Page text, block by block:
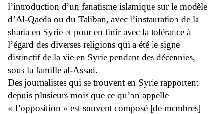
l’introduction d’un fanatisme islamique sur le modèle
d’Al-Qaeda ou du Taliban, avec l’instauration de la
sharia en Syrie et pour en finir avec la tolérance à
l’égard des diverses religions qui a été le signe
distinctif de la vie en Syrie pendant des décennies,
sous la famille al-Assad.
Des journalistes qui se trouvent en Syrie rapportent
depuis plusieurs mois que ce qu’on appelle
« l’opposition » est souvent composé [de membres]